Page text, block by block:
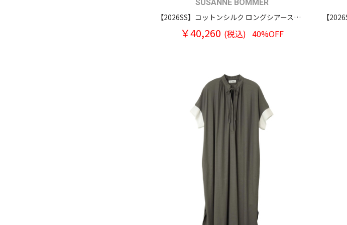
SUSANNE BOMMER
【2026SS】コットンシルク ロングシアースカート
￥40,260 (税込) 40%OFF